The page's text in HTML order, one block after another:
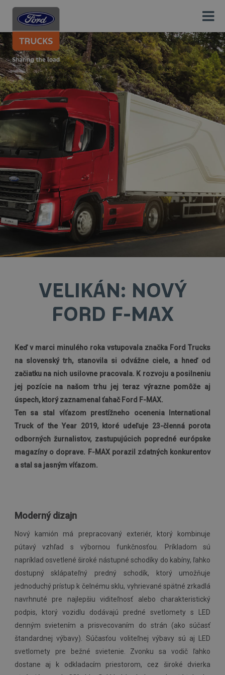
VELIKÁN: NOVÝ
FORD F-MAX
Keď v marci minulého roka vstupovala značka Ford Trucks
na slovenský trh, stanovila si odvážne ciele, a hneď od
začiatku na nich usilovne pracovala. K rozvoju a posilneniu
jej pozície na našom trhu jej teraz výrazne pomôže aj
úspech, ktorý zaznamenal ťahač Ford F-MAX.
Ten sa stal víťazom prestížneho ocenenia International
Truck of the Year 2019, ktoré udeľuje 23-členná porota
odborných žurnalistov, zastupujúcich popredné európske
magazíny o doprave. F-MAX porazil zdatných konkurentov
a stal sa jasným víťazom.
Moderný dizajn
Nový kamión má prepracovaný exteriér, ktorý kombinuje
pútavý vzhľad s výbornou funkčnosťou. Príkladom sú
napríklad osvetlené široké nástupné schodíky do kabíny, ľahko
dostupný sklápateľný predný schodík, ktorý umožňuje
jednoduchý prístup k čelnému sklu, vyhrievané spätné zrkadlá
navrhnuté pre najlepšiu viditeľnosť alebo charakteristický
podpis, ktorý vozidlu dodávajú predné svetlomety s LED
denným svietením a prisvecovaním do strán (ako súčasť
štandardnej výbavy). Súčasťou voliteľnej výbavy sú aj LED
svetlomety pre bežné svietenie. Zvonku sa vodič ľahko
dostane aj k odkladacím priestorom, cez široké dvierka